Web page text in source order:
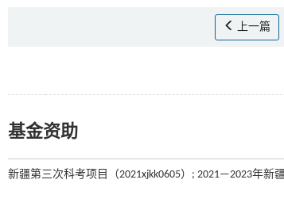
上一篇
基金资助
新疆第三次科考项目（2021xjkk0605）; 2021—2023年新疆